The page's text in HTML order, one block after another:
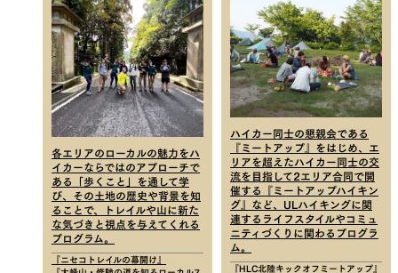
各エリアのローカルの魅力をハ
イカーならではのアプローチで
ある「歩くこと」を通して学
び、その土地の歴史や背景を知
ることで、トレイルや山に新た
な気づきと視点を与えてくれる
プログラム。
『ニセコトレイルの幕開け』
ハイカー同士の懇親会である
『ミートアップ』をはじめ、エ
リアを超えたハイカー同士の交
流を目指して2エリア合同で開
催する『ミートアップハイキン
グ』など、ULハイキングに関
連するライフスタイルやコミュ
ニティづくりに関わるプログラ
ム。
『HLC北陸キックオフミートアップ』